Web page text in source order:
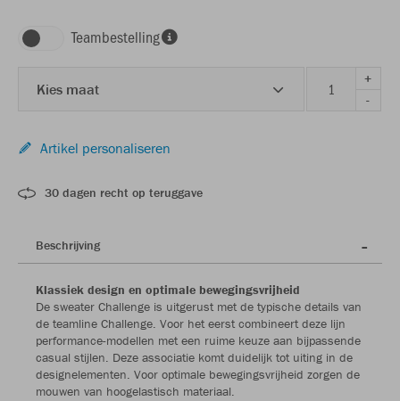
Teambestelling
Kies maat
+
-
Artikel personaliseren
30 dagen recht op teruggave
Beschrijving
Klassiek design en optimale bewegingsvrijheid
De sweater Challenge is uitgerust met de typische details van
de teamline Challenge. Voor het eerst combineert deze lijn
performance-modellen met een ruime keuze aan bijpassende
casual stijlen. Deze associatie komt duidelijk tot uiting in de
designelementen. Voor optimale bewegingsvrijheid zorgen de
mouwen van hoogelastisch materiaal.